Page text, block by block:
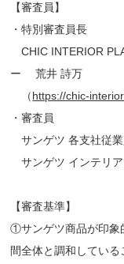
【審査員】
・特別審査員長
CHIC INTERIOR
ー 荒井 詩万
（https://chic-
・審査員
サンゲツ 各支社従業
サンゲツ インテリ
【審査基準】
①サンゲツ商品が印象
間全体と調和している